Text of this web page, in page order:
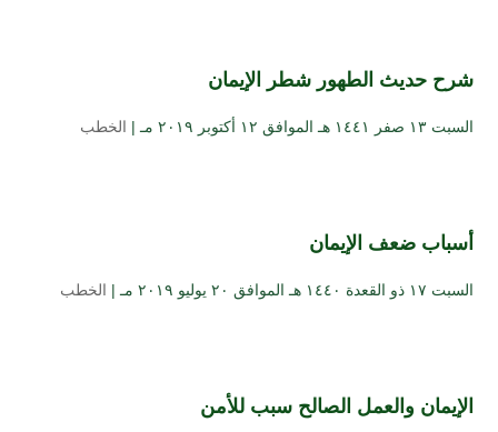
شرح حديث الطهور شطر الإيمان
السبت ۱۳ صفر ۱٤٤۱ هـ الموافق ۱۲ أكتوبر ۲۰۱۹ مـ | الخطب
أسباب ضعف الإيمان
السبت ۱۷ ذو القعدة ۱٤٤۰ هـ الموافق ۲۰ يوليو ۲۰۱۹ مـ | الخطب
الإيمان والعمل الصالح سبب للأمن